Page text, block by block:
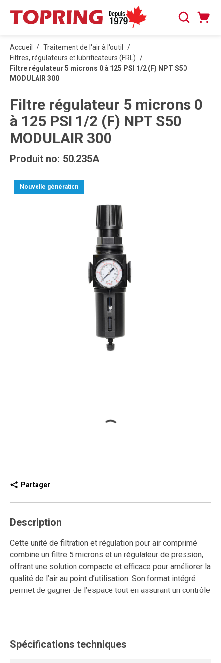
PASSER AU CONTENU PRINCIPAL
Recherche
Accueil / Traitement de l'air à l'outil
/
Filtres, régulateurs et lubrificateurs (FRL) /
Filtre régulateur 5 microns 0 à 125 PSI 1/2 (F) NPT S50
MODULAIR 300
Filtre régulateur 5 microns 0
à 125 PSI 1/2 (F) NPT S50
MODULAIR 300
Produit no: 50.235A
Nouvelle génération
Partager
Description
Cette unité de filtration et régulation pour air comprimé
combine un filtre 5 microns et un régulateur de pression,
offrant une solution compacte et efficace pour améliorer la
qualité de l’air au point d’utilisation. Son format intégré
permet de gagner de l’espace tout en assurant un contrôle
contrôlée des condensats selon les besoins de
Spécifications techniques